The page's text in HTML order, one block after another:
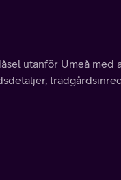
utanför Umeå med